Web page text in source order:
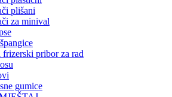
plišani
za minival
frizerski pribor za rad
gumice